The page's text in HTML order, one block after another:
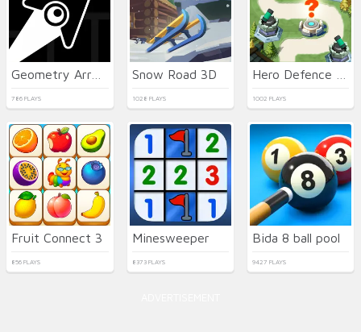
786 PLAYS
Snow Road 3D
1028 PLAYS 1002 PLAYS
Fruit Connect 3
856 PLAYS
Minesweeper
8373 PLAYS
Bida 8 ball pool
9427 PLAYS